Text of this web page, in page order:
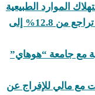
الموارد الطبيعية
الحكومة:الفقر المدقع في موريتانيا تراجع من 12.8% إلى
مع جامعة “هوهاي”
مع مالي للإفراج عن